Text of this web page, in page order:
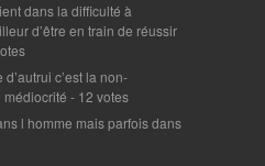
dans la difficulté à
d’être en train de réussir
c’est la non-
- 12 votes
l homme mais parfois dans